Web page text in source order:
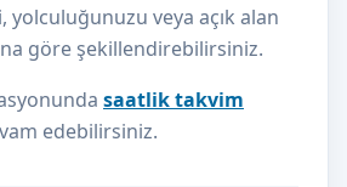
veya açık alan
göre şekillendirebilirsiniz.
saatlik takvim
edebilirsiniz.